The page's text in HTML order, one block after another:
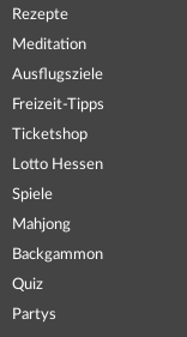
Rezepte
Meditation
Ausflugsziele
Freizeit-Tipps
Ticketshop
Lotto Hessen
Spiele
Mahjong
Backgammon
Quiz
Partys